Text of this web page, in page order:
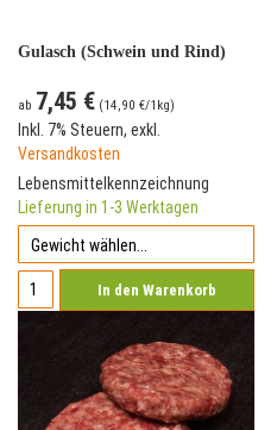
Gulasch (Schwein und Rind)
ab 7,45 € (14,90 €/1kg)
Inkl. 7% Steuern, exkl.
Versandkosten
Lebensmittelkennzeichnung
Lieferung in 1-3 Werktagen
In den Warenkorb